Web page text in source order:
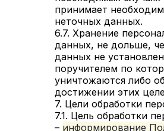
принимает
неточных данных.
6.7. Хранение
данных, не дольше,
данных не
поручителем по
уничтожаются либо
достижении этих
7. Цели обработки
7.1. Цель обработки
– информирование